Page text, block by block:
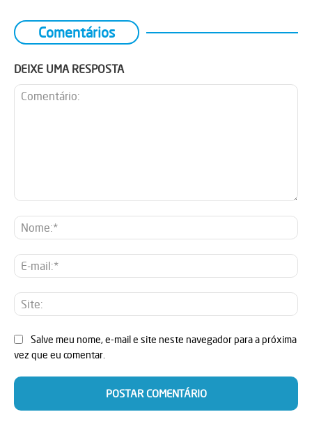
Comentários
DEIXE UMA RESPOSTA
E-
Salve meu nome, e-mail e site neste navegador para a próxima
vez que eu comentar.